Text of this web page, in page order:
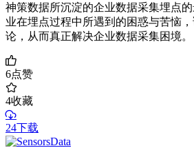
神策数据所沉淀的企业数据采集埋点
业在埋点过程中所遇到的困惑与苦恼
论，从而真正解决企业数据采集困境。
6点赞
4收藏
24下载